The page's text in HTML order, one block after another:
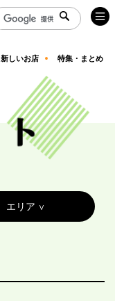
新しいお店 特集・まとめ
エリア